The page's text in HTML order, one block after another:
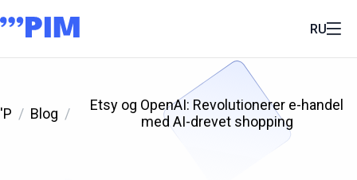
RU
'P Blog
Etsy og OpenAI: Revolutionerer e-handel
med AI-drevet shopping